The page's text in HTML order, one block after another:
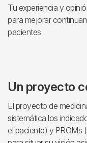
Tu experiencia y
para mejorar
pacientes.
Un proyecto
El proyecto de
sistemática los
el paciente) y PROMs